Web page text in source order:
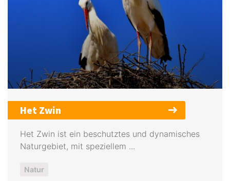
Het Zwin
Het Zwin ist ein beschutztes und dynamisches
Naturgebiet, mit speziellem ...
Natur